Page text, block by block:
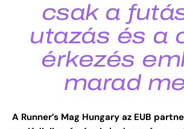
csak a
utazás és a
érkezés
marad
A Runner’s Mag Hungary az EUB